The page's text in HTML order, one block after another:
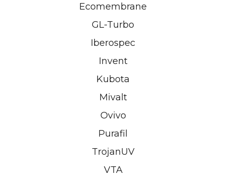
Ecomembrane
GL-Turbo
Iberospec
Invent
Kubota
Mivalt
Ovivo
Purafil
TrojanUV
VTA